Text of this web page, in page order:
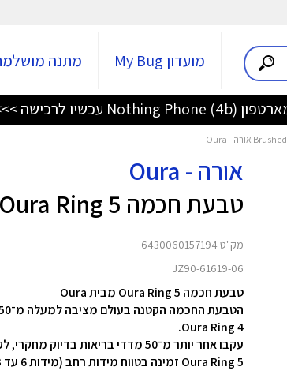
מועדון My Bug מתנה
מגוון מוצרי חשמל במחירים משתלמים >>
אורה - Oura
טבעת חכמה Oura Ring 5 מידה 6 צבע Brushed Silver
מק"ט 6430060157194
JZ90-61619-06
טבעת חכמה Oura Ring 5 מבית Oura
Oura Ring 4.
עקבו אחר יותר מ־50 מדדי בריאות בדיוק מחקרי, לקבלת תמונה ברורה יותר של מצב הבריאות והרווחה הכוללת שלכם.
Oura Ring 5 זמינה בטווח מידות רחב (מידות 6 עד 13)